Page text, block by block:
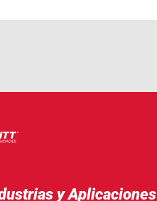
y Aplicaciones